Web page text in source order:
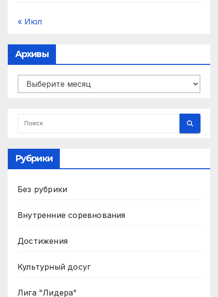
« Июл
Архивы
Архивы
Рубрики
Без рубрики
Внутренние соревнования
Достижения
Культурный досуг
Лига "Лидера"